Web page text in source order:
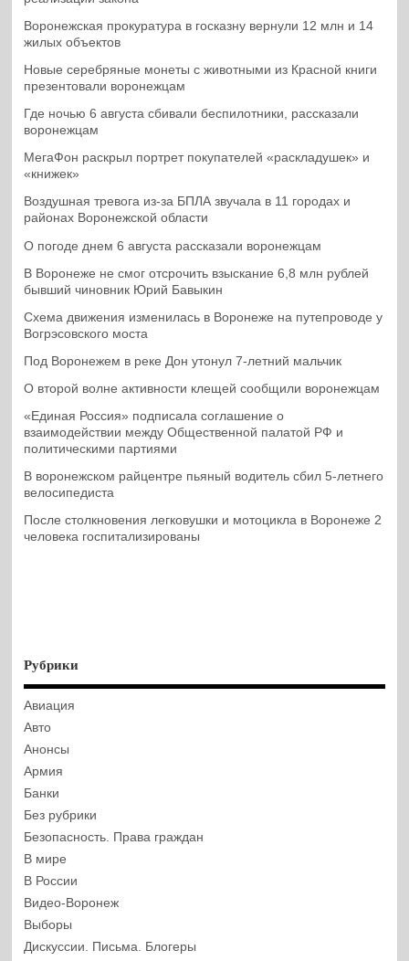
Воронежская прокуратура в госказну вернули 12 млн и 14
жилых объектов
Новые серебряные монеты с животными из Красной книги
презентовали воронежцам
Где ночью 6 августа сбивали беспилотники, рассказали
воронежцам
МегаФон раскрыл портрет покупателей «раскладушек» и
«книжек»
Воздушная тревога из-за БПЛА звучала в 11 городах и
районах Воронежской области
О погоде днем 6 августа рассказали воронежцам
В Воронеже не смог отсрочить взыскание 6,8 млн рублей
бывший чиновник Юрий Бавыкин
Схема движения изменилась в Воронеже на путепроводе у
Вогрэсовского моста
Под Воронежем в реке Дон утонул 7-летний мальчик
О второй волне активности клещей сообщили воронежцам
«Единая Россия» подписала соглашение о
взаимодействии между Общественной палатой РФ и
политическими партиями
В воронежском райцентре пьяный водитель сбил 5-летнего
велосипедиста
После столкновения легковушки и мотоцикла в Воронеже 2
человека госпитализированы
Рубрики
Авиация
Авто
Анонсы
Армия
Банки
Без рубрики
Безопасность. Права граждан
В мире
В России
Видео-Воронеж
Выборы
Дискуссии. Письма. Блогеры